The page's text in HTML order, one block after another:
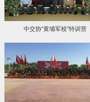
中交协“黄埔军校”特训营